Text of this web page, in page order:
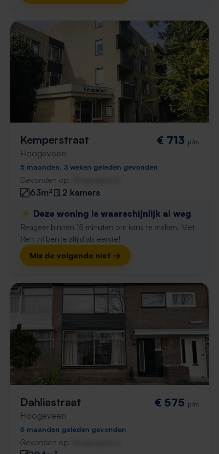
Kemperstraat
Hoogeveen
€ 713 p/m
5 maanden, 3 weken geleden gevonden
Gevonden op:
63m²
2 kamers
⚡️ Deze woning is waarschijnlijk al weg
Reageer binnen 15 minuten om kans te maken. Met
Rent.nl ben je altijd als eerste!
Mis de volgende niet →
Dahliastraat
Hoogeveen
€ 575 p/m
6 maanden geleden gevonden
Gevonden op: